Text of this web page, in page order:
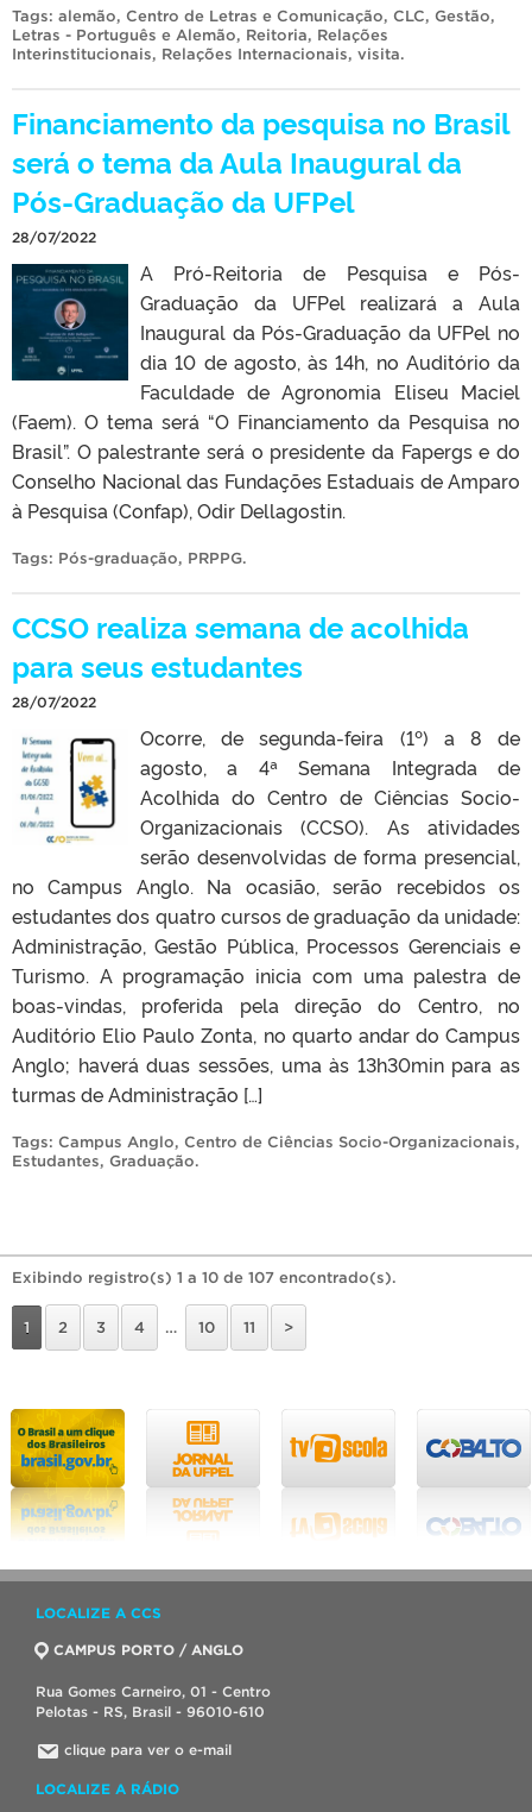
Tags: alemão, Centro de Letras e Comunicação, CLC, Gestão,
Letras - Português e Alemão, Reitoria, Relações
Interinstitucionais, Relações Internacionais, visita.
Financiamento da pesquisa no Brasil
será o tema da Aula Inaugural da
Pós-Graduação da UFPel
28/07/2022
A Pró-Reitoria de Pesquisa e Pós-
Graduação da UFPel realizará a Aula
Inaugural da Pós-Graduação da UFPel no
dia 10 de agosto, às 14h, no Auditório da
Faculdade de Agronomia Eliseu Maciel
(Faem). O tema será “O Financiamento da Pesquisa no
Brasil”. O palestrante será o presidente da Fapergs e do
Conselho Nacional das Fundações Estaduais de Amparo
à Pesquisa (Confap), Odir Dellagostin.
Tags: Pós-graduação, PRPPG.
CCSO realiza semana de acolhida
para seus estudantes
28/07/2022
Ocorre, de segunda-feira (1º) a 8 de
agosto, a 4ª Semana Integrada de
Acolhida do Centro de Ciências Socio-
Organizacionais (CCSO). As atividades
serão desenvolvidas de forma presencial,
no Campus Anglo. Na ocasião, serão recebidos os
estudantes dos quatro cursos de graduação da unidade:
Administração, Gestão Pública, Processos Gerenciais e
Turismo. A programação inicia com uma palestra de
boas-vindas, proferida pela direção do Centro, no
Auditório Elio Paulo Zonta, no quarto andar do Campus
Anglo; haverá duas sessões, uma às 13h30min para as
turmas de Administração […]
Tags: Campus Anglo, Centro de Ciências Socio-Organizacionais,
Estudantes, Graduação.
Exibindo registro(s) 1 a 10 de 107 encontrado(s).
1 2 3 4 … 10 11 >
LOCALIZE A CCS
CAMPUS PORTO / ANGLO
Rua Gomes Carneiro, 01 - Centro
Pelotas - RS, Brasil - 96010-610
clique para ver o e-mail
LOCALIZE A RÁDIO